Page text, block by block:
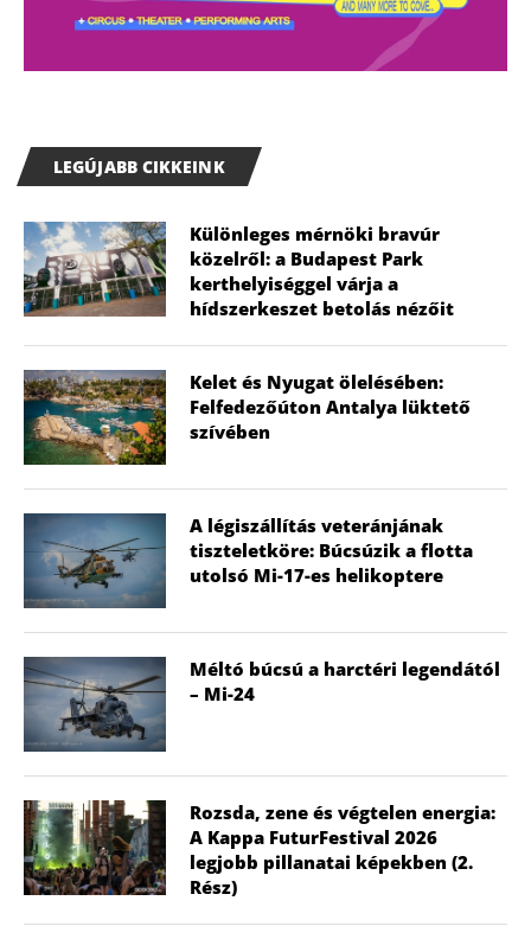
LEGÚJABB CIKKEINK
Különleges mérnöki bravúr
közelről: a Budapest Park
kerthelyiséggel várja a
hídszerkeszet betolás nézőit
Kelet és Nyugat ölelésében:
Felfedezőúton Antalya lüktető
szívében
A légiszállítás veteránjának
tiszteletköre: Búcsúzik a flotta
utolsó Mi-17-es helikoptere
Méltó búcsú a harctéri legendától
– Mi-24
Rozsda, zene és végtelen energia:
A Kappa FuturFestival 2026
legjobb pillanatai képekben (2.
Rész)